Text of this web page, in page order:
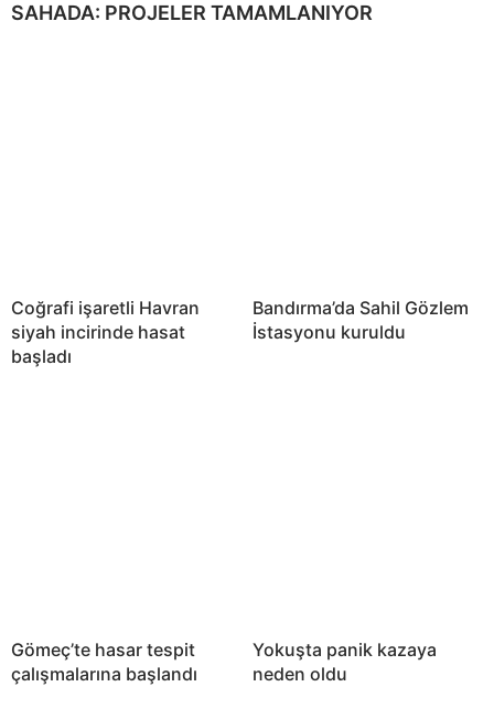
SAHADA: PROJELER TAMAMLANIYOR
Coğrafi işaretli Havran
siyah incirinde hasat
başladı
Bandırma’da Sahil Gözlem
İstasyonu kuruldu
Gömeç’te hasar tespit
çalışmalarına başlandı
Yokuşta panik kazaya
neden oldu